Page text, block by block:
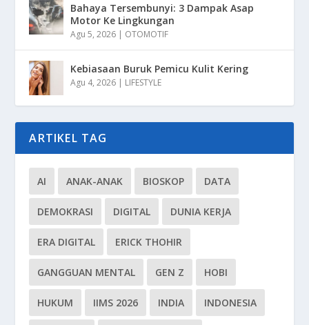
Bahaya Tersembunyi: 3 Dampak Asap
Motor Ke Lingkungan
Agu 5, 2026 | OTOMOTIF
Kebiasaan Buruk Pemicu Kulit Kering
Agu 4, 2026 | LIFESTYLE
ARTIKEL TAG
AI ANAK-ANAK BIOSKOP DATA
DEMOKRASI DIGITAL DUNIA KERJA
ERA DIGITAL ERICK THOHIR
GANGGUAN MENTAL GEN Z HOBI
HUKUM IIMS 2026 INDIA INDONESIA